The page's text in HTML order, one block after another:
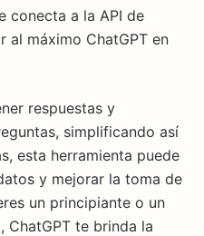
conecta a la API de
al máximo ChatGPT en
respuestas y
simplificando así
esta herramienta puede
y mejorar la toma de
un principiante o un
ChatGPT te brinda la